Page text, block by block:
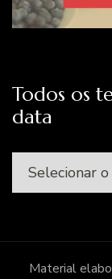
Todos os
data
Todos
os
anteriores,
porMaterial